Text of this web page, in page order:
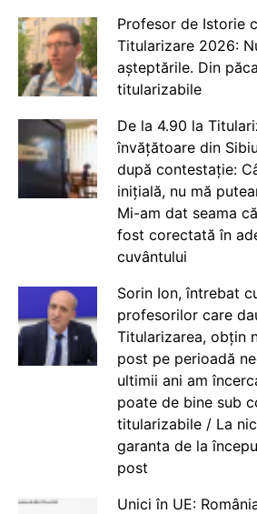
Profesor de Istorie
Titularizare 2026:
așteptările. Din
titularizabile
De la 4.90 la
învățătoare din
după contestație:
inițială, nu mă
Mi-am dat seama
fost corectată în
cuvântului
Sorin Ion, întrebat
profesorilor care
Titularizarea, obțin
post pe perioadă
ultimii ani am
poate de bine sub
titularizabile / La
garanta de la
post
Unici în UE: